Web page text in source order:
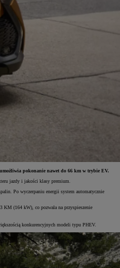
pokonanie nawet do 66 km w trybie EV.
jazdy i jakości klasy premium.
Po wyczerpaniu energii system automatycznie
(164 kW), co pozwala na przyspieszenie
konkurencyjnych modeli typu PHEV.